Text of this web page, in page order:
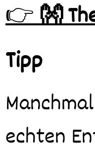
👉👐
Tipp
echten